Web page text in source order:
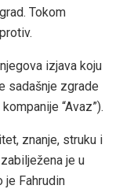
Tokom
izjava koju
sadašnje zgrade
“Avaz”).
znanje, struku i
je u
je Fahrudin